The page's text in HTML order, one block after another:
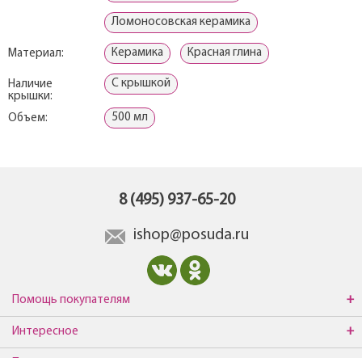
Ломоносовская керамика
Материал: Керамика Красная глина
Наличие
крышки:
С крышкой
Объем: 500 мл
8 (495) 937-65-20
ishop@posuda.ru
Помощь покупателям
Интересное